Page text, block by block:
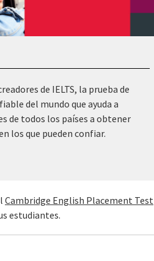
de IELTS, la prueba de
del mundo que ayuda a
de todos los países a obtener
los que pueden confiar.
Cambridge English Placement Test
estudiantes.